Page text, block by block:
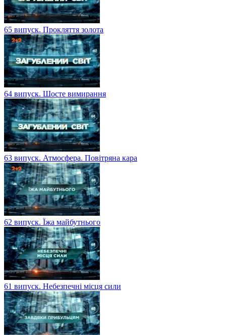
65 випуск. Прокляття золота
64 випуск. Шосте вимирання
63 випуск. Атмосфера. Повітряна кара
62 випуск. Їжа майбутнього
61 випуск. Небезпечні місця сили